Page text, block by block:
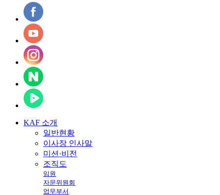
KAF 소개
일반현황
이사장 인사말
미션·비전
조직도
임원
자문위원회
업무부서